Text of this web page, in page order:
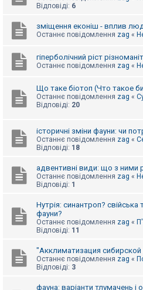
м
б
з
п
в
д
в
м
П
Відповіді: 6
зміщення еконіш - вплив
Останнє повідомлення zag «
гіперболічний ріст
Останнє повідомлення zag «
Що таке біотоп (Что такое
Останнє повідомлення zag «
Відповіді: 20
історичні зміни фауни: чи
Останнє повідомлення zag «
Відповіді: 18
адвентивні види: що з ними
Останнє повідомлення zag «
Відповіді: 1
Нутрія: синантроп?
фауни?
Останнє повідомлення zag «
Відповіді: 11
"Акклиматизация сибирской
Останнє повідомлення zag «
Відповіді: 3
фауна: варіанти тлумачень і